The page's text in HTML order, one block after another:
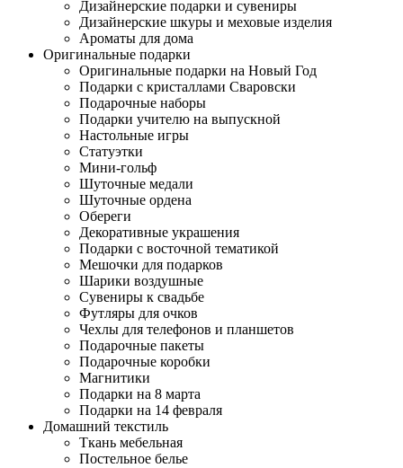
Дизайнерские подарки и сувениры
Дизайнерские шкуры и меховые изделия
Ароматы для дома
Оригинальные подарки
Оригинальные подарки на Новый Год
Подарки с кристаллами Сваровски
Подарочные наборы
Подарки учителю на выпускной
Настольные игры
Статуэтки
Мини-гольф
Шуточные медали
Шуточные ордена
Обереги
Декоративные украшения
Подарки с восточной тематикой
Мешочки для подарков
Шарики воздушные
Сувениры к свадьбе
Футляры для очков
Чехлы для телефонов и планшетов
Подарочные пакеты
Подарочные коробки
Магнитики
Подарки на 8 марта
Подарки на 14 февраля
Домашний текстиль
Ткань мебельная
Постельное белье